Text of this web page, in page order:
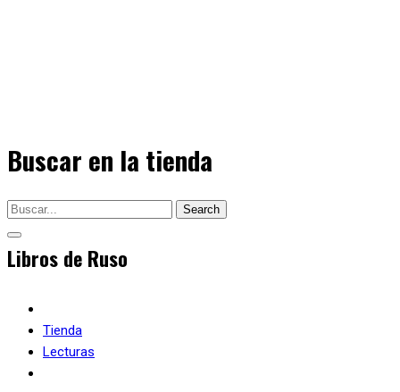
Buscar en la tienda
Search
Tienda
Lecturas